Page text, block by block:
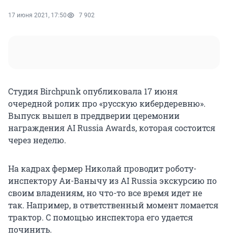
17 июня 2021, 17:50 7 902
Студия Birchpunk опубликовала 17 июня
очередной ролик про «русскую кибердеревню».
Выпуск вышел в преддверии церемонии
награждения AI Russia Awards, которая состоится
через неделю.
На кадрах фермер Николай проводит роботу-
инспектору Аи-Ванычу из AI Russia экскурсию по
своим владениям, но что-то все время идет не
так. Например, в ответственный момент ломается
трактор. С помощью инспектора его удается
починить.